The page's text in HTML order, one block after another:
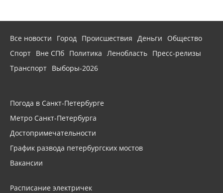
Все новости Город Происшествия Деньги
Общество
Спорт Вне СПб Политика Ленобласть Пресс-релизы
Транспорт Выборы-2026
Погода в Санкт-Петербурге
Метро Санкт-Петербурга
Достопримечательности
График развода петербургских мостов
Вакансии
Расписание электричек